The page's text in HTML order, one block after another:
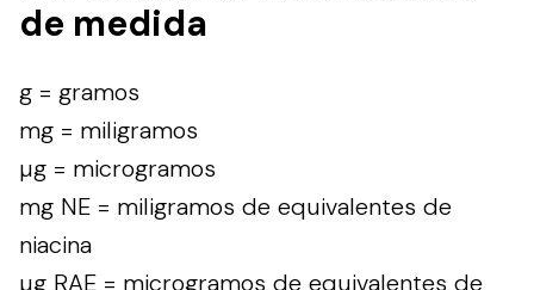
de medida
g = gramos
mg = miligramos
µg = microgramos
mg NE = miligramos de equivalentes de
niacina
µg RAE = microgramos de equivalentes de